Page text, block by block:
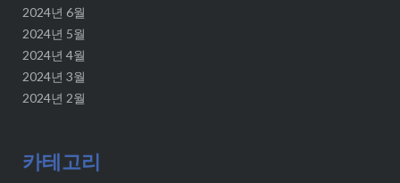
2024년 6월
2024년 5월
2024년 4월
2024년 3월
2024년 2월
카테고리